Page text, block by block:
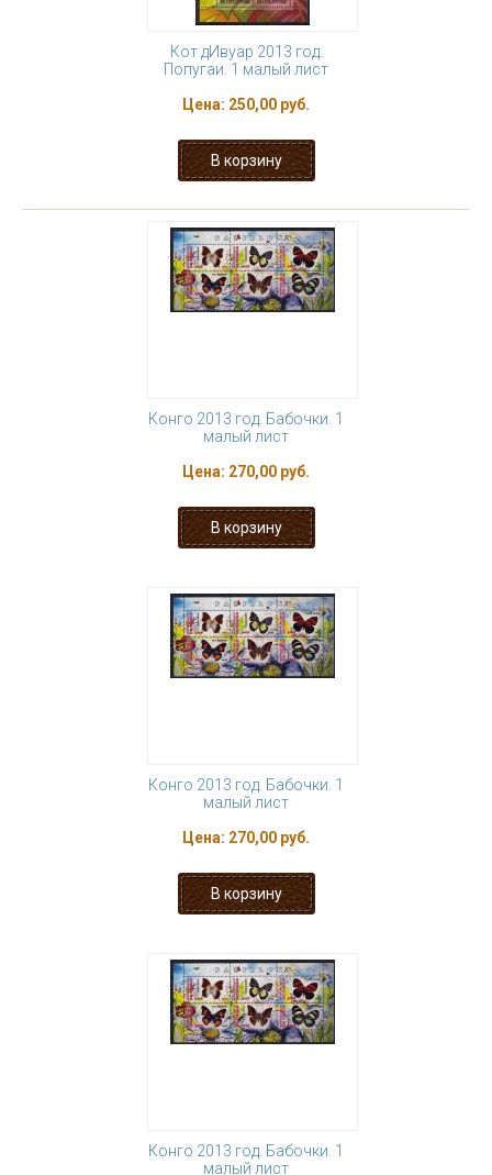
Кот дИвуар 2013 год.
Попугаи. 1 малый лист
Цена: 250,00 руб.
Конго 2013 год. Бабочки. 1
малый лист
Цена: 270,00 руб.
Конго 2013 год. Бабочки. 1
малый лист
Цена: 270,00 руб.
Конго 2013 год. Бабочки. 1
малый лист